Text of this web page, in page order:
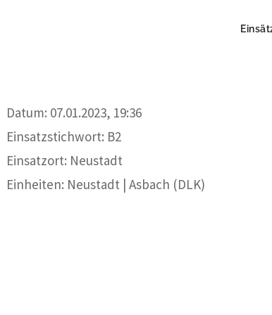
Datum: 07.01.2023, 19:36
Einsatzstichwort: B2
Einsatzort: Neustadt
Einheiten: Neustadt | Asbach (DLK)